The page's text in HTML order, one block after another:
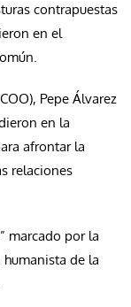
contrapuestas
en el
Pepe Álvarez
en la
afrontar la
relaciones
marcado por la
de la